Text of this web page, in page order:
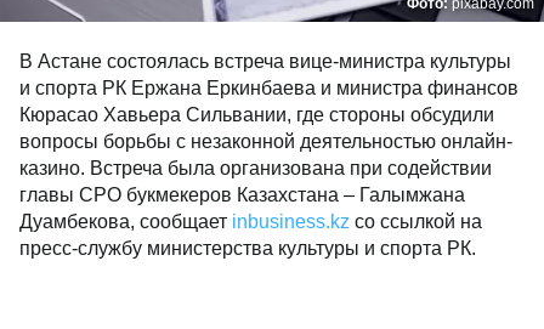
Фото: pixabay.com
В Астане состоялась встреча вице-министра культуры
и спорта РК Ержана Еркинбаева и министра финансов
Кюрасао Хавьера Сильвании, где стороны обсудили
вопросы борьбы с незаконной деятельностью онлайн-
казино. Встреча была организована при содействии
главы СРО букмекеров Казахстана – Галымжана
Дуамбекова, сообщает inbusiness.kz со ссылкой на
пресс-службу министерства культуры и спорта РК.